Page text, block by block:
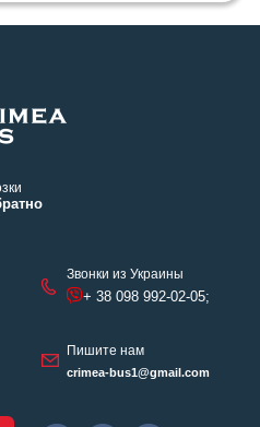
Звонки из Украины
+ 38 098 992-02-05;
Пишите нам
crimea-bus1@gmail.com